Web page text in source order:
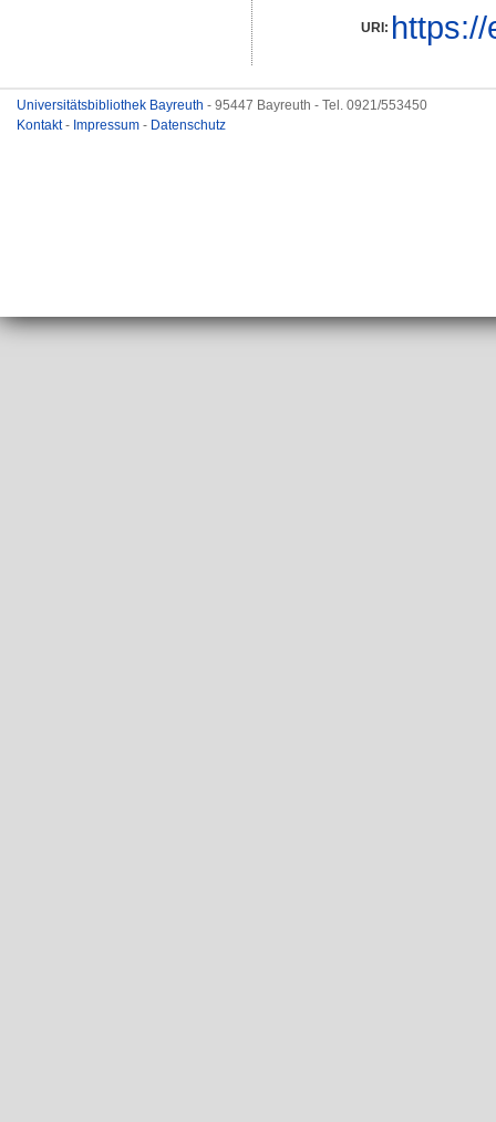
URI:
Universitätsbibliothek Bayreuth - 95447 Bayreuth - Tel. 0921/553450
Kontakt- Impressum - Datenschutz